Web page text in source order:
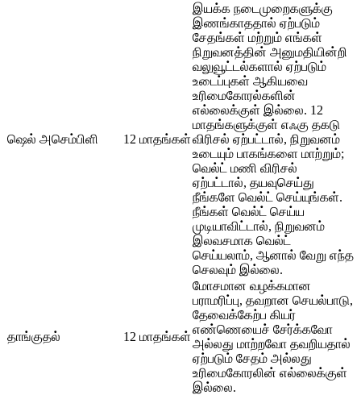
ஷெல் அசெம்பிளி 12 மாதங்கள்
இயக்க நடைமுறைகளுக்கு
இணங்காததால் ஏற்படும்
சேதங்கள் மற்றும் எங்கள்
நிறுவனத்தின் அனுமதியின்றி
வலுவூட்டல்களால் ஏற்படும்
உடைப்புகள் ஆகியவை
உரிமைகோரல்களின்
எல்லைக்குள் இல்லை. 12
மாதங்களுக்குள் எஃகு தகடு
விரிசல் ஏற்பட்டால், நிறுவனம்
உடையும் பாகங்களை மாற்றும்;
வெல்ட் மணி விரிசல்
ஏற்பட்டால், தயவுசெய்து
நீங்களே வெல்ட் செய்யுங்கள்.
நீங்கள் வெல்ட் செய்ய
முடியாவிட்டால், நிறுவனம்
இலவசமாக வெல்ட்
செய்யலாம், ஆனால் வேறு எந்த
செலவும் இல்லை.
தாங்குதல் 12 மாதங்கள்
மோசமான வழக்கமான
பராமரிப்பு, தவறான செயல்பாடு,
தேவைக்கேற்ப கியர்
எண்ணெயைச் சேர்க்கவோ
அல்லது மாற்றவோ தவறியதால்
ஏற்படும் சேதம் அல்லது
உரிமைகோரலின் எல்லைக்குள்
இல்லை.